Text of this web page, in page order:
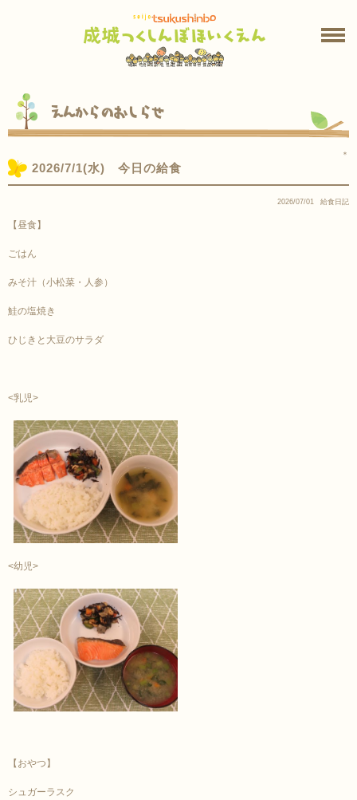
えんからのおしらせ
＊
2026/7/1(水) 今日の給食
2026/07/01 給食日記
【昼食】
ごはん
みそ汁（小松菜・人参）
鮭の塩焼き
ひじきと大豆のサラダ
<乳児>
<幼児>
【おやつ】
シュガーラスク